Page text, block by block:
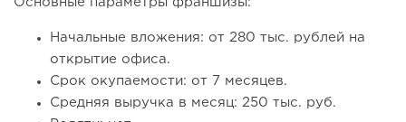
Основные параметры франшизы:
Начальные вложения: от 280 тыс. рублей на
открытие офиса.
Срок окупаемости: от 7 месяцев.
Средняя выручка в месяц: 250 тыс. руб.